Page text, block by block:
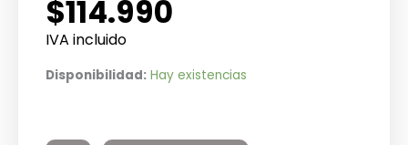
precio
original
$149.990.
$114.990
precio
actual
$114.990.
IVA incluido
Disponibilidad: Hay existencias
Motor